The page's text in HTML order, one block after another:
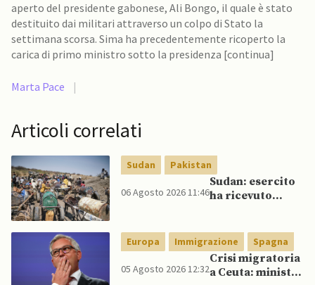
aperto del presidente gabonese, Ali Bongo, il quale è stato
destituito dai militari attraverso un colpo di Stato la
settimana scorsa. Sima ha precedentemente ricoperto la
carica di primo ministro sotto la presidenza [continua]
Marta Pace |
Articoli correlati
Sudan Pakistan
06 Agosto 2026 11:46
Sudan: esercito
ha ricevuto
Pakistan
Europa Immigrazione Spagna
05 Agosto 2026 12:32
Crisi migratoria
a Ceuta: ministri